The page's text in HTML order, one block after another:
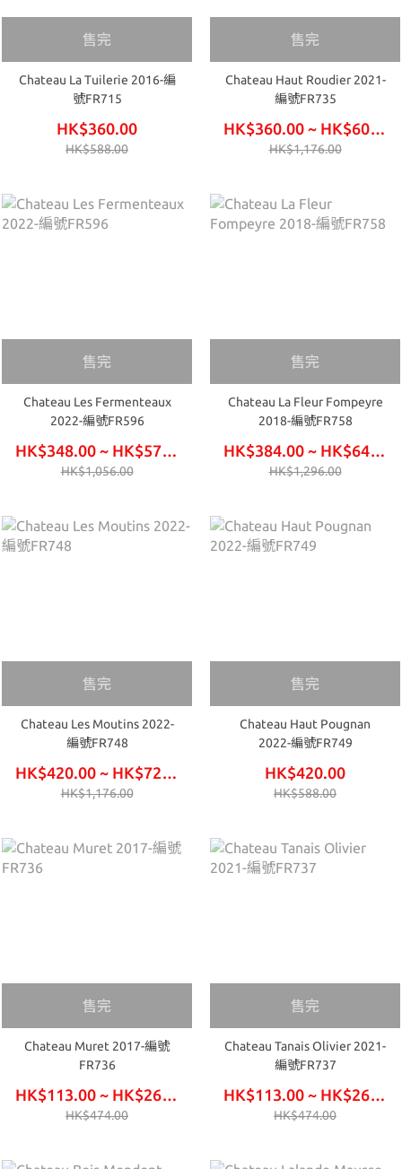
售完
Chateau La Tuilerie 2016-編
號FR715
HK$360.00
HK$588.00
售完
Chateau Haut Roudier 2021-
編號FR735
HK$360.00 ~ HK$600.00
HK$1,176.00
售完
Chateau Les Fermenteaux
2022-編號FR596
HK$348.00 ~ HK$576.00
HK$1,056.00
售完
Chateau La Fleur Fompeyre
2018-編號FR758
HK$384.00 ~ HK$648.00
HK$1,296.00
售完
Chateau Les Moutins 2022-
編號FR748
HK$420.00 ~ HK$720.00
HK$1,176.00
售完
Chateau Haut Pougnan
2022-編號FR749
HK$420.00
HK$588.00
售完
Chateau Muret 2017-編號
FR736
HK$113.00 ~ HK$264.00
HK$474.00
售完
Chateau Tanais Olivier 2021-
編號FR737
HK$113.00 ~ HK$264.00
HK$474.00